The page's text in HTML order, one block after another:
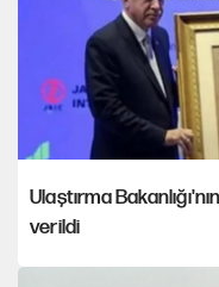
Ulaştırma
verildi